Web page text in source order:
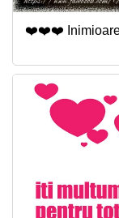
❤️❤️❤️ Inimioare